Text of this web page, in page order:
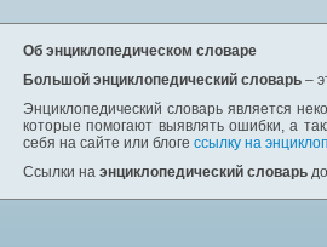
Об энциклопедическом словаре
Большой энциклопедический словарь –
Энциклопедический словарь является
которые помогают выявлять ошибки, а
себя на сайте или блоге ссылку на
Ссылки на энциклопедический словарь